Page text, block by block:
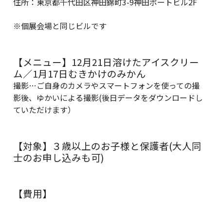
※個展会場と同じビルです
【メニュー】12月21日溶けたアイスクリー
ム／1月17日むきかけのみかん
撮影…ご自身のカメラやスマートフォンを使っての撮
影後、ゆかいによる撮影(後日データをダウンロードし
ていただけます）
【対象】３歳以上のお子様と保護者(大人同
士のお申し込みも可)
【費用】